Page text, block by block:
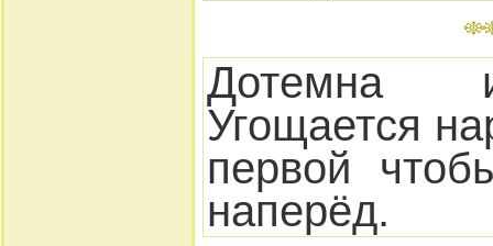
Дотемна
Угощается
первой
наперёд.